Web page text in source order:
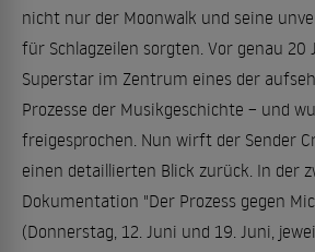
nicht nur der Moonwalk und seine
für Schlagzeilen sorgten. Vor genau 20
Superstar im Zentrum eines der
Prozesse der Musikgeschichte – und
freigesprochen. Nun wirft der Sender
einen detaillierten Blick zurück. In der
Dokumentation "Der Prozess gegen
(Donnerstag, 12. Juni und 19. Juni,